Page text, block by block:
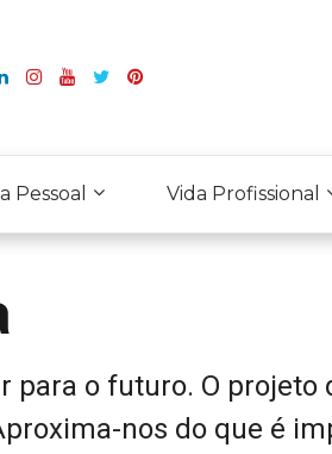
Pessoal Vida Profissional
para o futuro. O projeto
nos do que é